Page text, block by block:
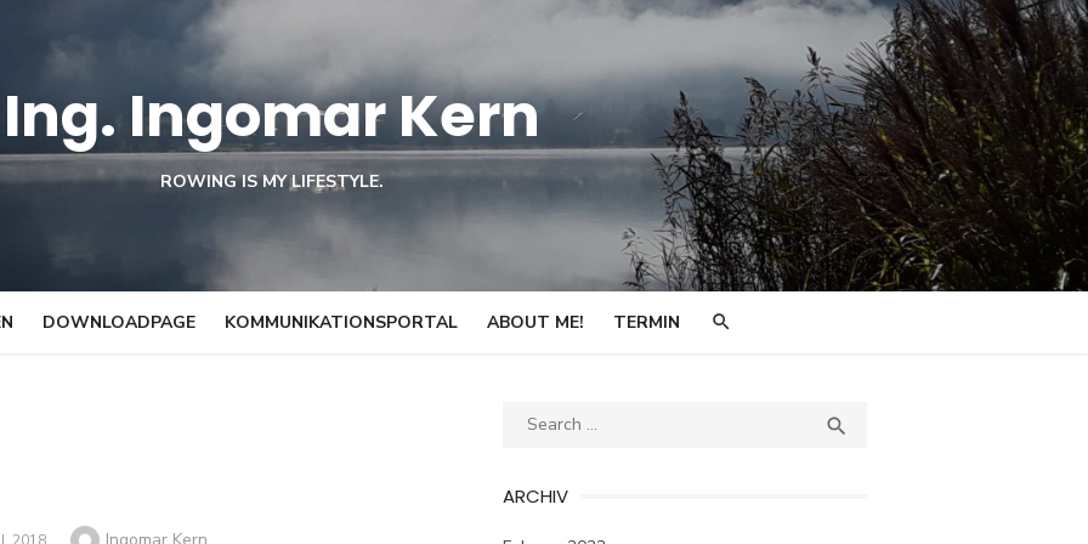
Ing. Ingomar Kern
ROWING IS MY LIFESTYLE.
DOWNLOADPAGE KOMMUNIKATIONSPORTAL ABOUT ME! TERMIN
2018 Author
Ingomar Kern
Search

ARCHIV